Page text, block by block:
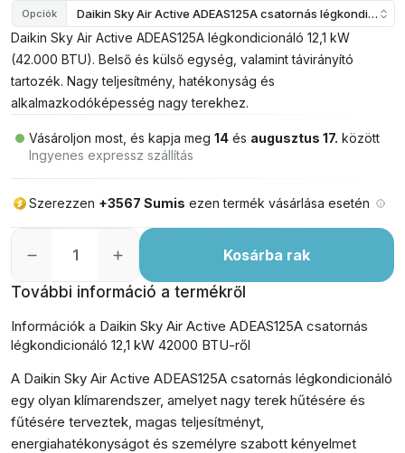
Opciók Daikin Sky Air Active ADEAS125A csatornás
Daikin Sky Air Active ADEAS125A légkondicionáló 12,1 kW
(42.000 BTU). Belső és külső egység, valamint távirányító
tartozék. Nagy teljesítmény, hatékonyság és
alkalmazkodóképesség nagy terekhez.
Vásároljon most, és kapja meg 14 és augusztus 17. között
Ingyenes expressz szállítás
Szerezzen +3567 Sumis ezen termék vásárlása esetén
Kosárba rak
További információ a termékről
Információk a Daikin Sky Air Active ADEAS125A csatornás
légkondicionáló 12,1 kW 42000 BTU-ről
A Daikin Sky Air Active ADEAS125A csatornás légkondicionáló
egy olyan klímarendszer, amelyet nagy terek hűtésére és
fűtésére terveztek, magas teljesítményt,
energiahatékonyságot és személyre szabott kényelmet